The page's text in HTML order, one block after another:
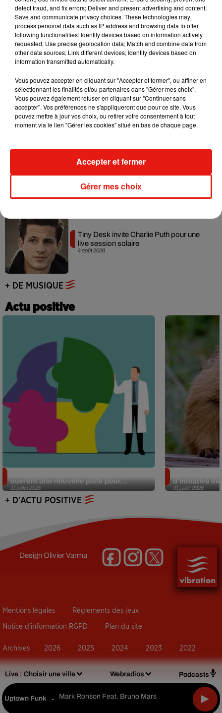
Live : Choisir une ville Webradios Podcasts
Uptown Funk - Mark Ronson Feat. Bruno Mars
7 août 2026
Tayc et Didi B dévoilent le single le plus
dansant de l’année
7 août 2026
Angèle et Amélie Lens dévoilent leur
collaboration tant attendue
5 août 2026
Benny Blanco invite Selena Gomez et
Becky G sur son nouveau single
4 août 2026
Tiny Desk invite Charlie Puth pour une
live session solaire
+ DE MUSIQUE
Actu positive
31 juillet 2026
ouvrent une nouvelle piste pour...
31 juillet 2026
d’initiative
+ D'ACTU POSITIVE
DesignOlivier Varma
Mentions légales Règlements des jeux
Notice d’information RGPD Plan du site
Archives 2026 2025 2024 2023 2022
detect fraud, and fix errors; Deliver and present advertising and content;
Save and communicate privacy choices. These technologies may
process personal data such as IP address and browsing data to offer
following functionalities: Identify devices based on information actively
requested; Use precise geolocation data; Match and combine data from
other data sources; Link different devices; Identify devices based on
information transmitted automatically.
Vous pouvez accepter en cliquant sur "Accepter et fermer", ou affiner en
sélectionnant les finalités et/ou partenaires dans "Gérer mes choix".
Vous pouvez également refuser en cliquant sur "Continuer sans
accepter". Vos préférences ne s'appliqueront que pour ce site. Vous
pouvez mettre à jour vos choix, ou retirer votre consentement à tout
moment via le lien "Gérer les cookies" situé en bas de chaque page.
Gérer mes choix
Accepter et fermer